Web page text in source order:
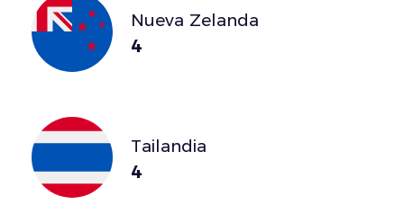
Nueva Zelanda
4
Tailandia
4